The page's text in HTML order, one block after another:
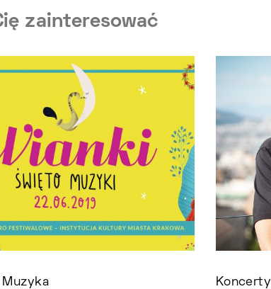
zainteresować
Muzyka Koncerty